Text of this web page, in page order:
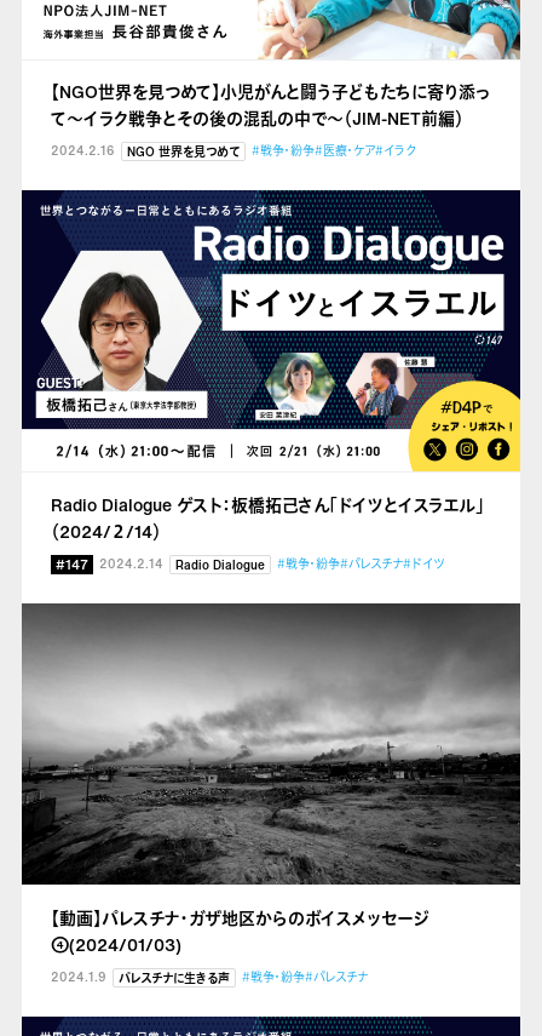
【NGO世界を見つめて】小児がんと闘う子どもたちに寄り添っ
て～イラク戦争とその後の混乱の中で～（JIM-NET前編）
2024.2.16 NGO 世界を見つめて #戦争・紛争#医療・ケア#イラク
Radio Dialogue ゲスト：板橋拓己さん「ドイツとイスラエル」
（2024/２/14）
#147 2024.2.14 Radio Dialogue #戦争・紛争#パレスチナ#ドイツ
【動画】パレスチナ・ガザ地区からのボイスメッセージ
④(2024/01/03)
2024.1.9 パレスチナに生きる声 #戦争・紛争#パレスチナ